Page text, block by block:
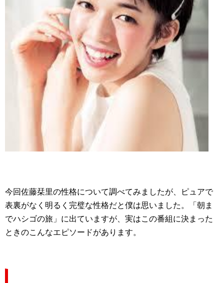
今回佐藤栞里の性格について調べてみましたが、ピュアで
表裏がなく明るく完璧な性格だと僕は思いました。「朝ま
でハシゴの旅」に出ていますが、実はこの番組に決まった
ときのこんなエピソードがあります。